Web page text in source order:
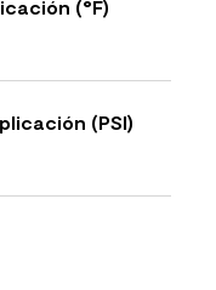
(°F)
(PSI)